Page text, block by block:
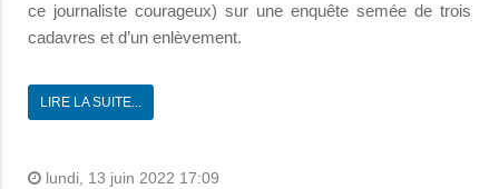
ce journaliste courageux) sur une enquête semée de trois
cadavres et d’un enlèvement.
LIRE LA SUITE...
lundi, 13 juin 2022 17:09